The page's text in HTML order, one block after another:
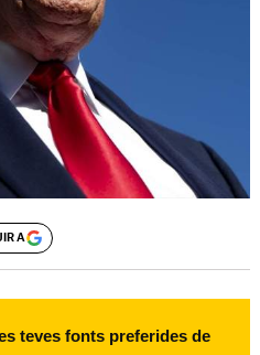
A
teves fonts preferides de